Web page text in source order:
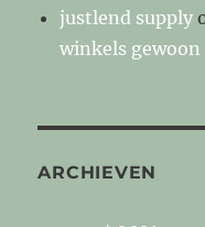
justlend supply
winkels
ARCHIEVEN